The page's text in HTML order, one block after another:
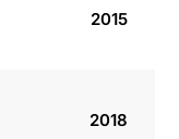
2015
2018